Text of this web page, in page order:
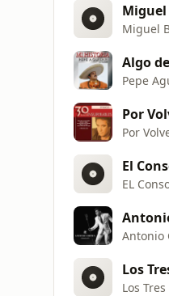
Miguel
Miguel
Algo
Pepe
Por
Por
El
EL
Antonio
Los
Los